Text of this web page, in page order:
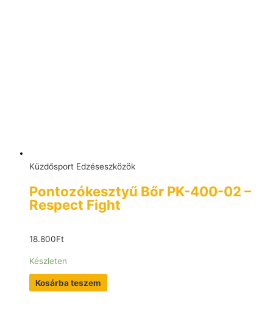
Küzdősport Edzéseszközök
Pontozókesztyű Bőr PK-400-02 –
Respect Fight
18.800Ft
Készleten
Kosárba teszem